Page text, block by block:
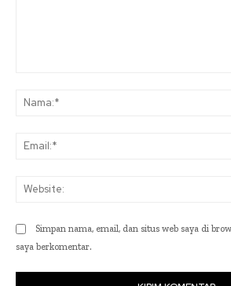
Simpan nama, email, dan situs web saya di
saya berkomentar.